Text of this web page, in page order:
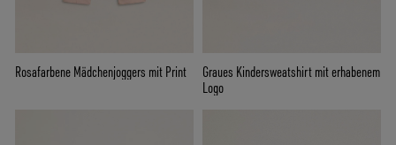
Rosafarbene Mädchenjoggers mit Print
Graues Kindersweatshirt mit erhabenem
Logo